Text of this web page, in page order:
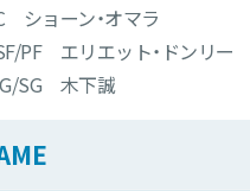
ョーン・オマラ
エリエット・ドンリー
SG 木下誠